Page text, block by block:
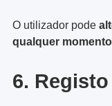
O utilizador pode
qualquer momento
6.